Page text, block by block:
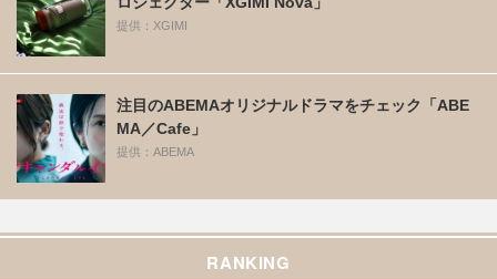
提供：XGIMI
注目のABEMAオリジナルドラマをチェック「ABE
MA／Cafe」
提供：ABEMA
RANKING